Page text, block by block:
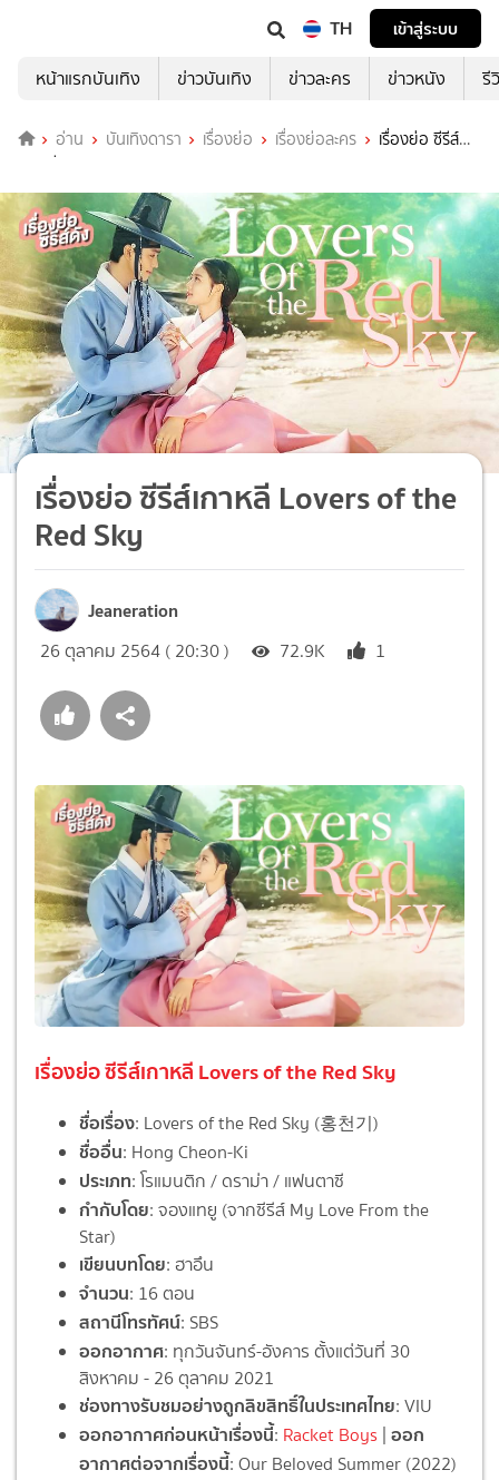
TH
เข้าสู่ระบบ
หน้าแรกบันเทิง
ข่าวบันเทิง ข่าวละคร ข่าวหนัง รี
อ่าน บันเทิงดารา เรื่องย่อ เรื่องย่อละคร
เรื่องย่อ ซีรีส์
เกาหลี Lovers of the Red Sky
เรื่องย่อ ซีรีส์เกาหลี Lovers of the
Red Sky
Jeaneration
26 ตุลาคม 2564 ( 20:30 ) 72.9K 1
เรื่องย่อ ซีรีส์เกาหลี Lovers of the Red Sky
ชื่อเรื่อง: Lovers of the Red Sky (홍천기)
ชื่ออื่น: Hong Cheon-Ki
ประเภท: โรแมนติก / ดราม่า / แฟนตาซี
กำกับโดย: จองแทยู (จากซีรีส์ My Love From the
Star)
เขียนบทโดย: ฮาอึน
จำนวน: 16 ตอน
สถานีโทรทัศน์: SBS
ออกอากาศ: ทุกวันจันทร์-อังคาร ตั้งแต่วันที่ 30
สิงหาคม - 26 ตุลาคม 2021
ช่องทางรับชมอย่างถูกลิขสิทธิ์ในประเทศไทย: VIU
ออกอากาศก่อนหน้าเรื่องนี้: Racket Boys | ออก
อากาศต่อจากเรื่องนี้: Our Beloved Summer (2022)